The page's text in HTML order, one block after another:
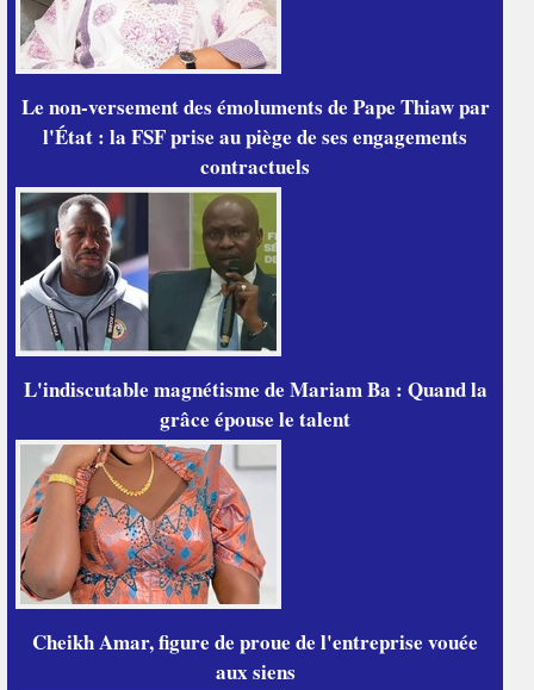
Le non-versement des émoluments de Pape Thiaw par
l'État : la FSF prise au piège de ses engagements
contractuels
L'indiscutable magnétisme de Mariam Ba : Quand la
grâce épouse le talent
Cheikh Amar, figure de proue de l'entreprise vouée
aux siens